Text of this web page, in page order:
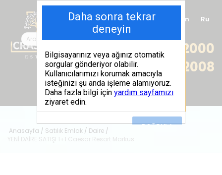
En Ru
+90 (539) 102 2000
+90 (539) 102 2008
Anasayfa / Satılık Emlak / Daire /
YENİ DAİRE SATIŞI 1+1 Caesar Resort Markus